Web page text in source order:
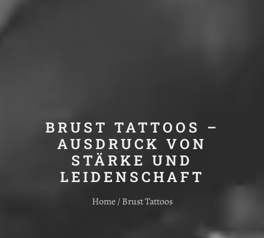
BRUST TATTOOS –
AUSDRUCK VON
STÄRKE UND
LEIDENSCHAFT
Home / Brust Tattoos